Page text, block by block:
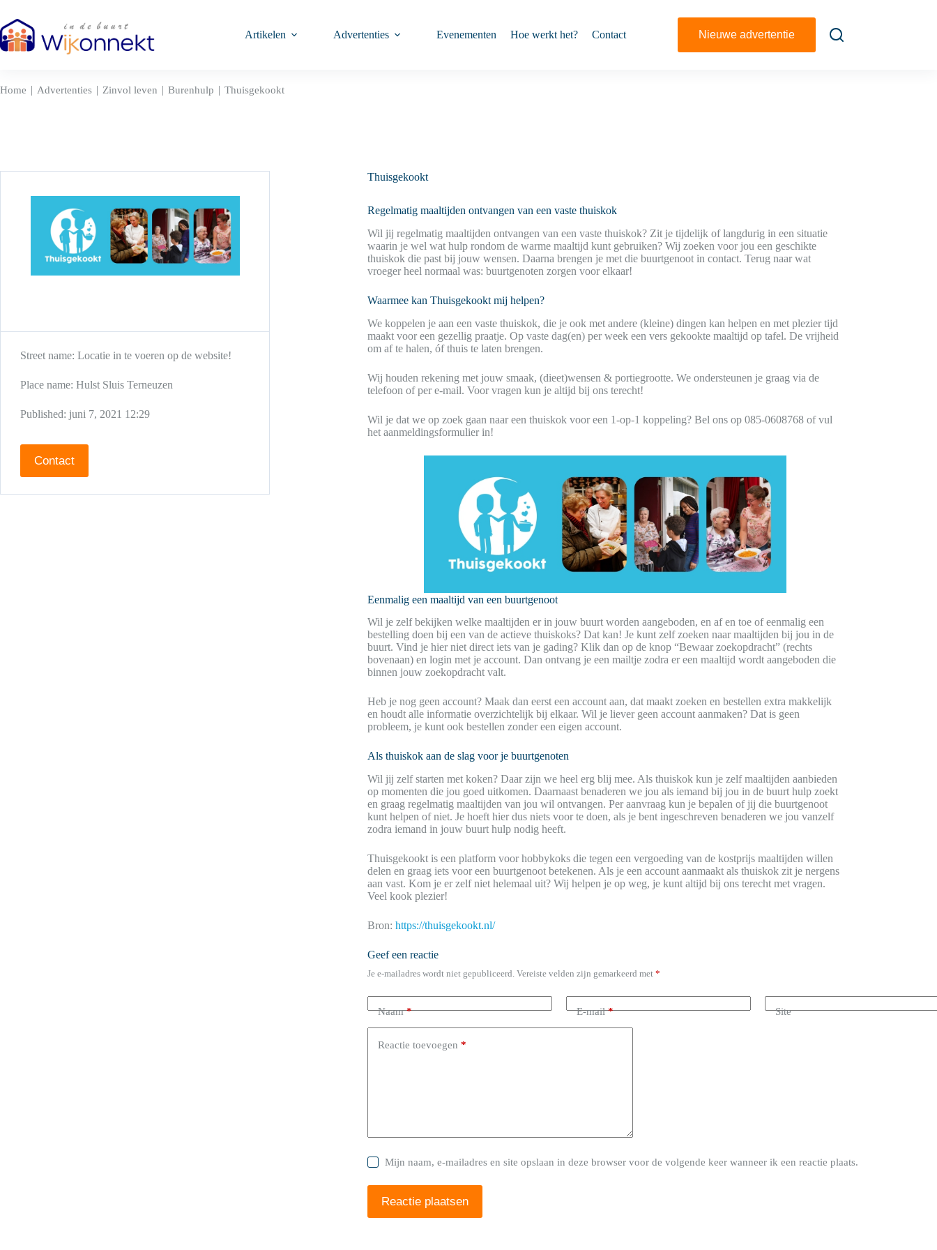
naar
de
inhoud
Artikelen Advertenties Evenementen Hoe werkt het? Contact Nieuwe advertentie
Home | Advertenties | Zinvol leven | Burenhulp | Thuisgekookt
Thuisgekookt
Regelmatig maaltijden ontvangen van een vaste thuiskok
Wil jij regelmatig maaltijden ontvangen van een vaste thuiskok? Zit je tijdelijk of langdurig in een situatie
waarin je wel wat hulp rondom de warme maaltijd kunt gebruiken? Wij zoeken voor jou een geschikte
thuiskok die past bij jouw wensen. Daarna brengen je met die buurtgenoot in contact. Terug naar wat
vroeger heel normaal was: buurtgenoten zorgen voor elkaar!
Waarmee kan Thuisgekookt mij helpen?
We koppelen je aan een vaste thuiskok, die je ook met andere (kleine) dingen kan helpen en met plezier tijd
maakt voor een gezellig praatje. Op vaste dag(en) per week een vers gekookte maaltijd op tafel. De vrijheid
om af te halen, óf thuis te laten brengen.
Wij houden rekening met jouw smaak, (dieet)wensen & portiegrootte. We ondersteunen je graag via de
telefoon of per e-mail. Voor vragen kun je altijd bij ons terecht!
Wil je dat we op zoek gaan naar een thuiskok voor een 1-op-1 koppeling? Bel ons op 085-0608768 of vul
het aanmeldingsformulier in!
Eenmalig een maaltijd van een buurtgenoot
Wil je zelf bekijken welke maaltijden er in jouw buurt worden aangeboden, en af en toe of eenmalig een
bestelling doen bij een van de actieve thuiskoks? Dat kan! Je kunt zelf zoeken naar maaltijden bij jou in de
buurt. Vind je hier niet direct iets van je gading? Klik dan op de knop “Bewaar zoekopdracht” (rechts
bovenaan) en login met je account. Dan ontvang je een mailtje zodra er een maaltijd wordt aangeboden die
binnen jouw zoekopdracht valt.
Heb je nog geen account? Maak dan eerst een account aan, dat maakt zoeken en bestellen extra makkelijk
en houdt alle informatie overzichtelijk bij elkaar. Wil je liever geen account aanmaken? Dat is geen
probleem, je kunt ook bestellen zonder een eigen account.
Als thuiskok aan de slag voor je buurtgenoten
Wil jij zelf starten met koken? Daar zijn we heel erg blij mee. Als thuiskok kun je zelf maaltijden aanbieden
op momenten die jou goed uitkomen. Daarnaast benaderen we jou als iemand bij jou in de buurt hulp zoekt
en graag regelmatig maaltijden van jou wil ontvangen. Per aanvraag kun je bepalen of jij die buurtgenoot
kunt helpen of niet. Je hoeft hier dus niets voor te doen, als je bent ingeschreven benaderen we jou vanzelf
zodra iemand in jouw buurt hulp nodig heeft.
Thuisgekookt is een platform voor hobbykoks die tegen een vergoeding van de kostprijs maaltijden willen
delen en graag iets voor een buurtgenoot betekenen. Als je een account aanmaakt als thuiskok zit je nergens
aan vast. Kom je er zelf niet helemaal uit? Wij helpen je op weg, je kunt altijd bij ons terecht met vragen.
Veel kook plezier!
Bron:https://thuisgekookt.nl/
Geef een reactie
Je e-mailadres wordt niet gepubliceerd. Vereiste velden zijn gemarkeerd met*
Naam* E-mail* Site
Reactie toevoegen *
Mijn naam, e-mailadres en site opslaan in deze browser voor de volgende keer wanneer ik een reactie plaats.
Reactie plaatsen
Street name: Locatie in te voeren op de website!
Place name: Hulst Sluis Terneuzen
Published: juni 7, 2021 12:29
Contact